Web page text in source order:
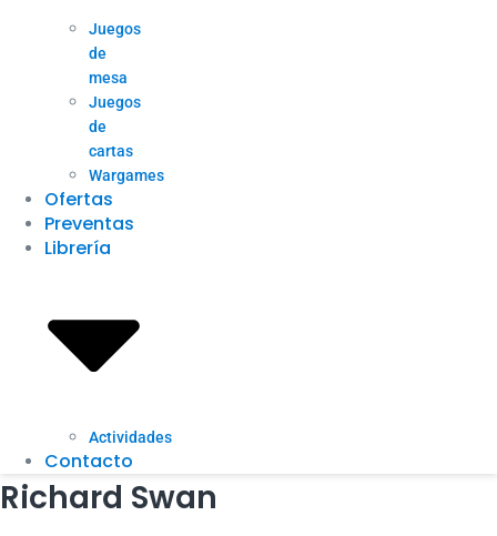
Juegos
de
mesa
Juegos
de
cartas
Wargames
Ofertas
Preventas
Librería
Actividades
Contacto
Richard Swan